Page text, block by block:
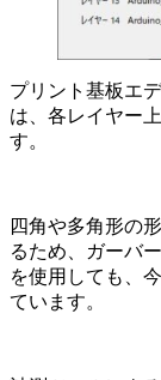
プリント基板エ
は、各レイヤー
す。
四角や多角形の
るため、ガーバ
を使用しても、
ています。